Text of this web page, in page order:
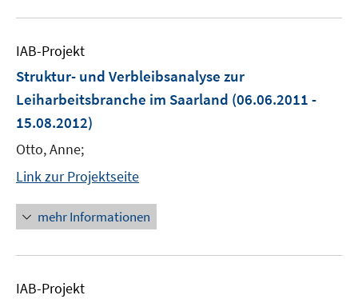
IAB-Projekt
Struktur- und Verbleibsanalyse zur
Leiharbeitsbranche im Saarland (06.06.2011 -
15.08.2012)
Otto, Anne;
Link zur Projektseite
mehr Informationen
IAB-Projekt